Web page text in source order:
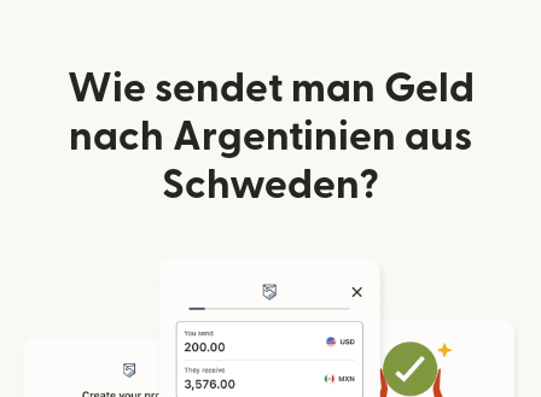
Wie sendet man Geld
nach Argentinien aus
Schweden?